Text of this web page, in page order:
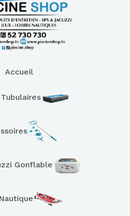
Accueil
Gonflable